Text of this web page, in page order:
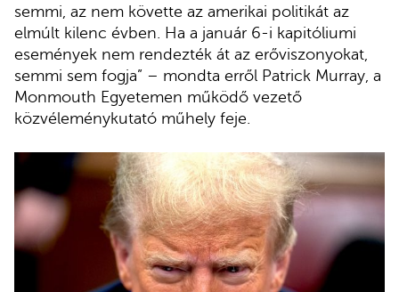
semmi, az nem követte az amerikai politikát az
elmúlt kilenc évben. Ha a január 6-i kapitóliumi
események nem rendezték át az erőviszonyokat,
semmi sem fogja” – mondta erről Patrick Murray, a
Monmouth Egyetemen működő vezető
közvéleménykutató műhely feje.